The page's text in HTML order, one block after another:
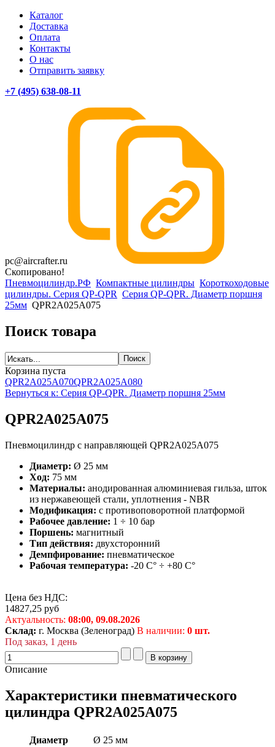
Каталог
Доставка
Оплата
Контакты
О нас
Отправить заявку
+7 (495) 638-08-11
pc@aircrafter.ru
Скопировано!
Пневмоцилиндр.РФ Компактные цилиндры Короткоходовые
цилиндры. Серия QP-QPR Серия QP-QPR. Диаметр поршня
25мм QPR2A025A075
Поиск товара
Корзина пуста
QPR2A025A070QPR2A025A080
Вернуться к: Серия QP-QPR. Диаметр поршня 25мм
QPR2A025A075
Пневмоцилиндр с направляющей QPR2A025A075
Диаметр: Ø 25 мм
Ход: 75 мм
Материалы: анодированная алюминиевая гильза, шток
из нержавеющей стали, уплотнения - NBR
Модификация: с противоповоротной платформой
Рабочее давление: 1 ÷ 10 бар
Поршень: магнитный
Тип действия: двухсторонний
Демпфирование: пневматическое
Рабочая температура: -20 С° ÷ +80 С°
Цена без НДС:
14827,25 руб
Актуальность: 08:00, 09.08.2026
Склад: г. Москва (Зеленоград) В наличии: 0 шт.
Под заказ, 1 день
Описание
Характеристики пневматического
цилиндра QPR2A025A075
Диаметр
Ø 25 мм